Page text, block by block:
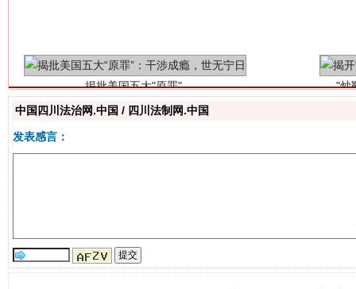
中国四川法治网.中国 / 四川法制网.中国
发表感言：